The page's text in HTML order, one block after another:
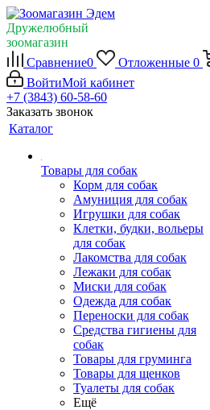
Дружелюбный
зоомагазин
Сравнение0 Отложенные 0
ВойтиМой кабинет
+7 (3843) 60-58-60
Заказать звонок
Каталог
Товары для собак
Корм для собак
Амуниция для собак
Игрушки для собак
Клетки, будки, вольеры
для собак
Лакомства для собак
Лежаки для собак
Миски для собак
Одежда для собак
Переноски для собак
Средства гигиены для
собак
Товары для груминга
Товары для щенков
Туалеты для собак
Ещё